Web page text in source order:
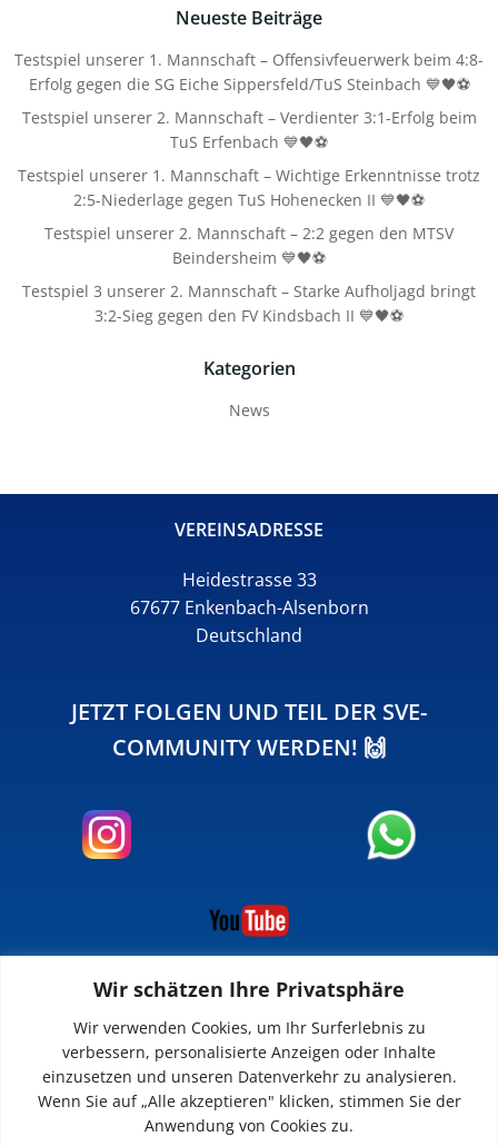
Wir schätzen Ihre Privatsphäre
Wir verwenden Cookies, um Ihr Surferlebnis zu
verbessern, personalisierte Anzeigen oder Inhalte
einzusetzen und unseren Datenverkehr zu analysieren.
Wenn Sie auf „Alle akzeptieren" klicken, stimmen Sie der
Anwendung von Cookies zu.
Neueste Beiträge
Testspiel unserer 1. Mannschaft – Offensivfeuerwerk beim 4:8-
Erfolg gegen die SG Eiche Sippersfeld/TuS Steinbach 💙🖤⚽
Testspiel unserer 2. Mannschaft – Verdienter 3:1-Erfolg beim
TuS Erfenbach 💙🖤⚽
Testspiel unserer 1. Mannschaft – Wichtige Erkenntnisse trotz
2:5-Niederlage gegen TuS Hohenecken II 💙🖤⚽
Testspiel unserer 2. Mannschaft – 2:2 gegen den MTSV
Beindersheim 💙🖤⚽
Testspiel 3 unserer 2. Mannschaft – Starke Aufholjagd bringt
3:2-Sieg gegen den FV Kindsbach II 💙🖤⚽
Kategorien
News
VEREINSADRESSE
Heidestrasse 33
67677 Enkenbach-Alsenborn
Deutschland
JETZT FOLGEN UND TEIL DER SVE-
COMMUNITY WERDEN! 🙌
INFOS
Impressum
Datenschutz
Kontakt